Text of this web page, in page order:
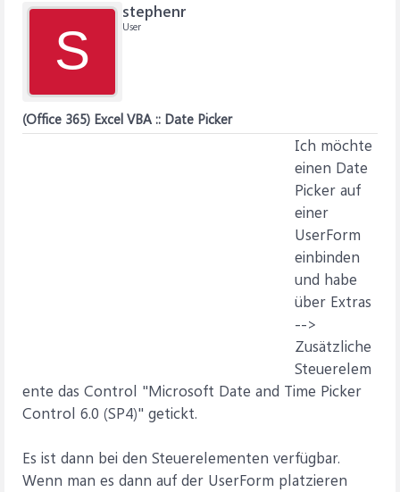
S
stephenr
User
(Office 365) Excel VBA :: Date Picker
Ich möchte
einen Date
Picker auf
einer
UserForm
einbinden
und habe
über Extras
-->
Zusätzliche
Steuerelem
ente das Control "Microsoft Date and Time Picker
Control 6.0 (SP4)" getickt.
Es ist dann bei den Steuerelementen verfügbar.
Wenn man es dann auf der UserForm platzieren